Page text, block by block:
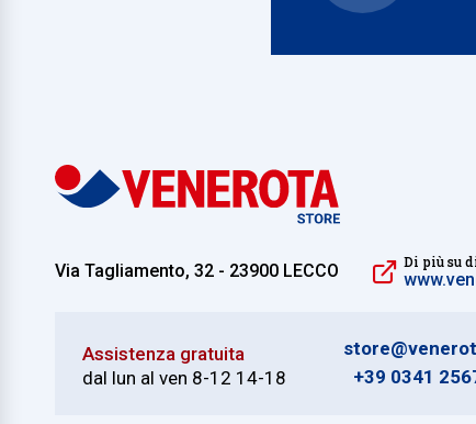
Via Tagliamento, 32 - 23900 LECCO Di più su
Assistenza gratuita
dal lun al ven 8-12 14-18
+39 0341